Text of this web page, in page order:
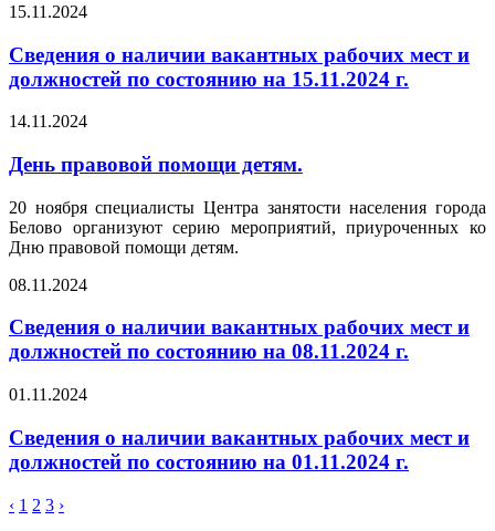
15.11.2024
Сведения о наличии вакантных рабочих мест и
должностей по состоянию на 15.11.2024 г.
14.11.2024
День правовой помощи детям.
20 ноября специалисты Центра занятости населения города
Белово организуют серию мероприятий, приуроченных ко
Дню правовой помощи детям.
08.11.2024
Сведения о наличии вакантных рабочих мест и
должностей по состоянию на 08.11.2024 г.
01.11.2024
Сведения о наличии вакантных рабочих мест и
должностей по состоянию на 01.11.2024 г.
‹ 1 2 3 ›